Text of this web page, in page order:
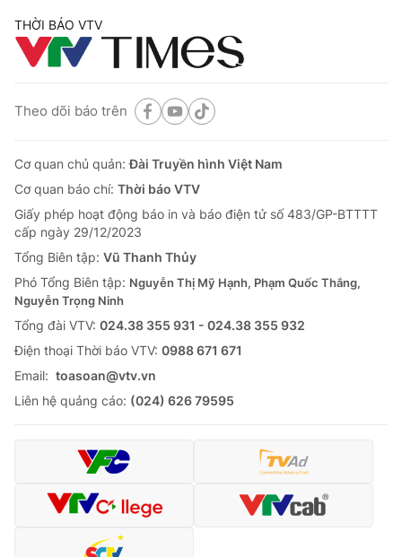
THỜI BÁO VTV
Theo dõi báo trên
Cơ quan chủ quản:Đài Truyền hình Việt Nam
Cơ quan báo chí: Thời báo VTV
Giấy phép hoạt động báo in và báo điện tử số 483/GP-BTTTT
cấp ngày 29/12/2023
Tổng Biên tập: Vũ Thanh Thủy
Phó Tổng Biên tập: Nguyễn Thị Mỹ Hạnh, Phạm Quốc Thắng,
Nguyễn Trọng Ninh
Tổng đài VTV: 024.38 355 931 - 024.38 355 932
Ðiện thoại Thời báo VTV: 0988 671 671
Email: toasoan@vtv.vn
Liên hệ quảng cáo: (024) 626 79595